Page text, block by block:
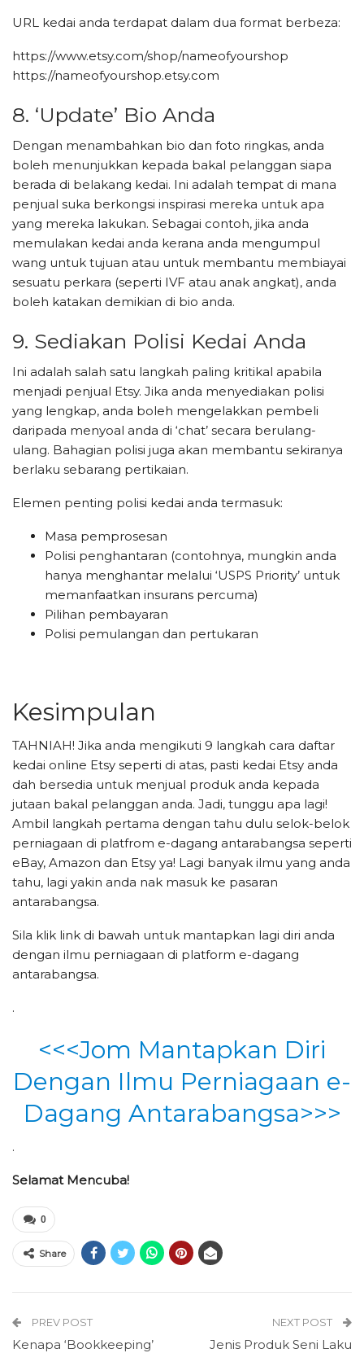
URL kedai anda terdapat dalam dua format berbeza:
https://www.etsy.com/shop/nameofyourshop
https://nameofyourshop.etsy.com
8. ‘Update’ Bio Anda
Dengan menambahkan bio dan foto ringkas, anda
boleh menunjukkan kepada bakal pelanggan siapa
berada di belakang kedai. Ini adalah tempat di mana
penjual suka berkongsi inspirasi mereka untuk apa
yang mereka lakukan. Sebagai contoh, jika anda
memulakan kedai anda kerana anda mengumpul
wang untuk tujuan atau untuk membantu membiayai
sesuatu perkara (seperti IVF atau anak angkat), anda
boleh katakan demikian di bio anda.
9. Sediakan Polisi Kedai Anda
Ini adalah salah satu langkah paling kritikal apabila
menjadi penjual Etsy. Jika anda menyediakan polisi
yang lengkap, anda boleh mengelakkan pembeli
daripada menyoal anda di ‘chat’ secara berulang-
ulang. Bahagian polisi juga akan membantu sekiranya
berlaku sebarang pertikaian.
Elemen penting polisi kedai anda termasuk:
Masa pemprosesan
Polisi penghantaran (contohnya, mungkin anda
hanya menghantar melalui ‘USPS Priority’ untuk
memanfaatkan insurans percuma)
Pilihan pembayaran
Polisi pemulangan dan pertukaran
Kesimpulan
TAHNIAH! Jika anda mengikuti 9 langkah cara daftar
kedai online Etsy seperti di atas, pasti kedai Etsy anda
dah bersedia untuk menjual produk anda kepada
jutaan bakal pelanggan anda. Jadi, tunggu apa lagi!
Ambil langkah pertama dengan tahu dulu selok-belok
perniagaan di platfrom e-dagang antarabangsa seperti
eBay, Amazon dan Etsy ya! Lagi banyak ilmu yang anda
tahu, lagi yakin anda nak masuk ke pasaran
antarabangsa.
Sila klik link di bawah untuk mantapkan lagi diri anda
dengan ilmu perniagaan di platform e-dagang
antarabangsa.
.
<<<Jom Mantapkan Diri
Dengan Ilmu Perniagaan e-
Dagang Antarabangsa>>>
.
Selamat Mencuba!
0
Share
PREV POST
Kenapa ‘Bookkeeping’
NEXT POST
Jenis Produk Seni Laku